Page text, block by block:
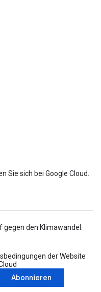
Sie sich bei Google Cloud.
der Website
den Klimawandel:
Abonnieren